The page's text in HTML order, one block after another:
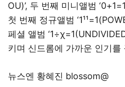
OU)’, 두 번째 미니앨범
첫 번째 정규앨범
페셜 앨범
키며 신드롬에 가까운 인기를
뉴스엔 황혜진 blossom@